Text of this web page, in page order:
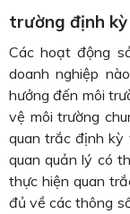
trường định kỳ
Các hoạt động
doanh nghiệp
hưởng đến môi
vệ môi trường
quan trắc định kỳ
quan quản lý có
thực hiện quan
đủ về các thông